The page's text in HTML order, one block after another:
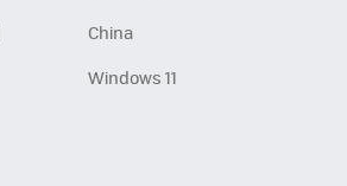
China
Windows 11